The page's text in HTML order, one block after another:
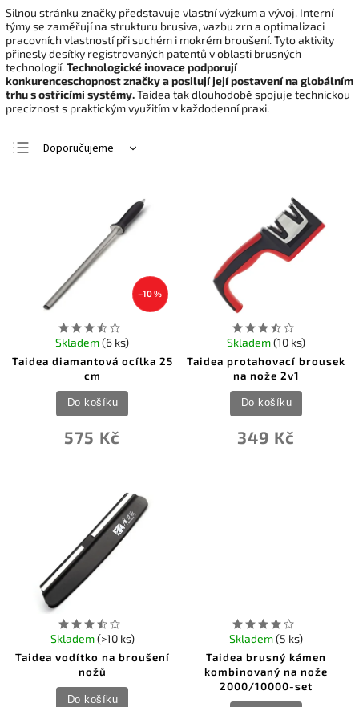
Silnou stránku značky představuje vlastní výzkum a vývoj. Interní
týmy se zaměřují na strukturu brusiva, vazbu zrn a optimalizaci
pracovních vlastností při suchém i mokrém broušení. Tyto aktivity
přinesly desítky registrovaných patentů v oblasti brusných
technologií.Technologické inovace podporují
konkurenceschopnost značky a posilují její postavení na globálním
trhu s ostřicími systémy.Taidea tak dlouhodobě spojuje technickou
preciznost s praktickým využitím v každodenní praxi.
Doporučujeme
Nejprodávanější
Abecedně
–10 %
Taidea diamantová ocílka 25
cm
Skladem(6 ks)
575 Kč
Do košíku
Taidea protahovací brousek
na nože 2v1
Skladem(10 ks)
349 Kč
Do košíku
Taidea vodítko na broušení
nožů
Skladem(>10 ks)
Do košíku
Taidea brusný kámen
kombinovaný na nože
2000/10000-set
Skladem(5 ks)